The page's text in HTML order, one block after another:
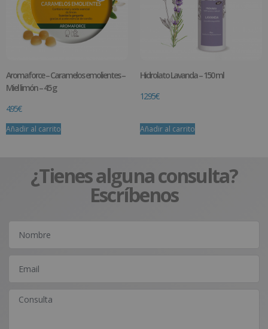
Aromaforce – Caramelos emolientes –
Miel limón – 45 g
4.95€
Añadir al carrito
Hidrolato Lavanda – 150 ml
12.95€
Añadir al carrito
¿Tienes alguna consulta?
Escríbenos